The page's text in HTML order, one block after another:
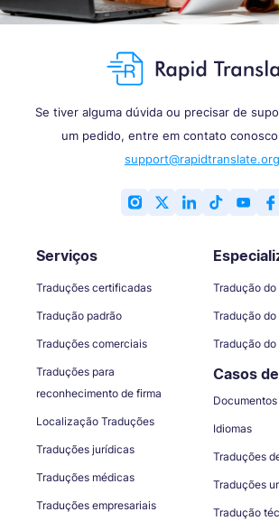
Se tiver alguma dúvida ou precisar de
um pedido, entre em contato
support@rapidtranslate.org
Serviços
Traduções certificadas
Tradução padrão
Traduções comerciais
Traduções para
reconhecimento de firma
Localização Traduções
Traduções jurídicas
Traduções médicas
Traduções empresariais
Tradução do
Tradução do
Tradução do
Casos
Documentos
Idiomas
Traduções
Traduções
Tradução